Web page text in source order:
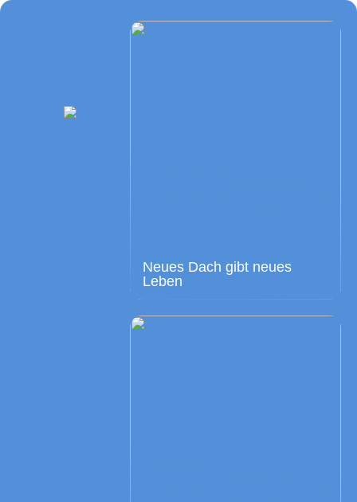
Neues Dach gibt neues
Leben